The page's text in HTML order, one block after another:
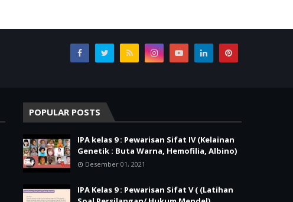
POPULAR POSTS
IPA kelas 9 : Pewarisan Sifat IV (Kelainan
Genetik : Buta Warna, Hemofilia, Albino)
Desember 01, 2021
IPA Kelas 9 : Pewarisan Sifat V ( (Latihan